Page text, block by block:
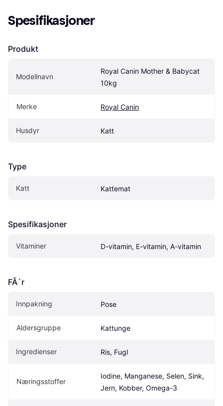
Spesifikasjoner
Produkt
Modellnavn
Royal Canin Mother & Babycat
10kg
Merke Royal Canin
Husdyr Katt
Type
Katt Kattemat
Spesifikasjoner
Vitaminer D-vitamin, E-vitamin, A-vitamin
FÃ´r
Innpakning Pose
Aldersgruppe Kattunge
Ingredienser Ris, Fugl
Næringsstoffer
Iodine, Manganese, Selen, Sink,
Jern, Kobber, Omega-3